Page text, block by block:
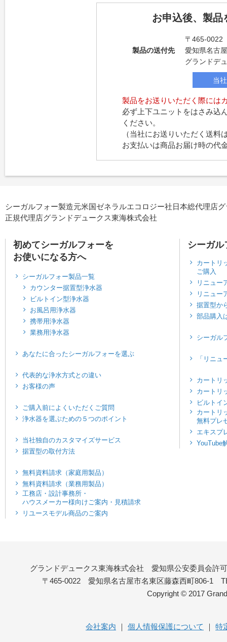
お申込後、製品
製品の送付先
〒465-0022
愛知県名古
グランドデ
当
製品をお送りいただく際には
必ず上下ユニットをはさみ込
ください。
（当社にお送りいただく送料
お支払いは商品お届け時の代
シーガルフォー製造元米国ゼネラルエコロジー社日本総代理店
正規代理店グランドデュークス東海株式会社
初めてシーガルフォーを
お使いになる方へ
シーガルフォー製品一覧
カウンター据置型浄水器
ビルトイン型浄水器
お風呂用浄水器
携帯用浄水器
業務用浄水器
あなたに合ったシーガルフォーを選ぶ
代表的な浄水方式との違い
お客様の声
ご購入前によくいただくご質問
浄水器を選ぶための５つのポイント
当社独自のカスタマイズサービス
据置型の取付方法
無料資料請求（家庭用製品）
無料資料請求（業務用製品）
工務店・設計事務所・
ハウスメーカー様向けご案内・見積請求
リユースモデル商品のご案内
シーガ
カートリ
ご購入
リニュー
リニュー
据置型か
部品購入
シーガル
「リニ
カートリ
カートリ
ビルトイ
カートリ
無料プレ
エキスプ
YouTube
グランドデュークス東海株式会社 愛知県公安委員会許
〒465-0022 愛知県名古屋市名東区藤森西町806-1
Copyright © 2017
会社案内 ｜ 個人情報保護について ｜ 特